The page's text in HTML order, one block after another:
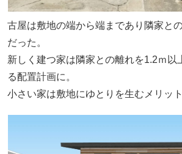
古屋は敷地の端から端まであり隣家と
だった。
新しく建つ家は隣家との離れを1.2ｍ以
る配置計画に。
小さい家は敷地にゆとりを生むメリッ